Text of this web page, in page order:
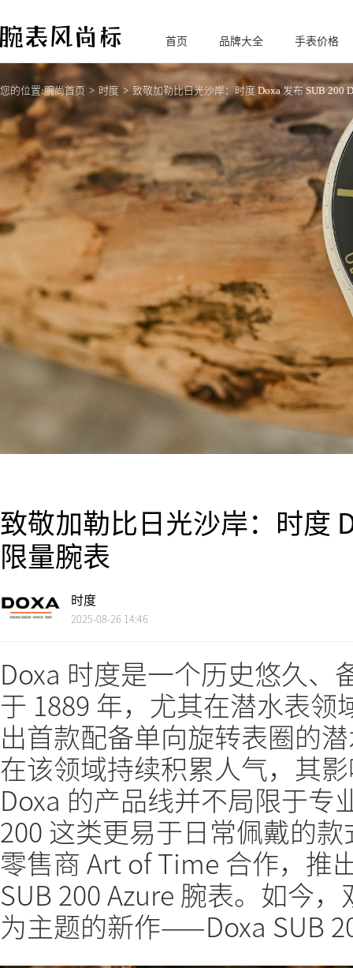
腕
表风尚标
首页 品牌大全 手表价格
您的位置:腕尚首页 时度 致敬加勒比日光沙岸：时度 Doxa 发布 SUB 200
致敬加勒比日光沙岸：时度
限量腕表
时度
2025-08-26 14:46
Doxa 时度是一个历史悠久、
于 1889 年，尤其在潜水表领
出首款配备单向旋转表圈的
在该领域持续积累人气，其
Doxa 的产品线并不局限于专
200 这类更易于日常佩戴的
零售商 Art of Time 合作，推
SUB 200 Azure 腕表。如今
为主题的新作——Doxa SUB